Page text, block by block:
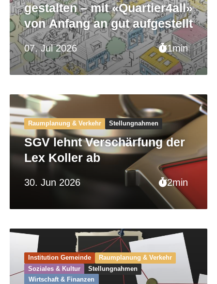
07. Jul 2026 1min
gestalten – mit «Quartier4all»
von Anfang an gut aufgestellt
30. Jun 2026 2min
Raumplanung & Verkehr Stellungnahmen
SGV lehnt Verschärfung der
Lex Koller ab
Institution Gemeinde
Raumplanung & Verkehr
Soziales & Kultur
Stellungnahmen
Wirtschaft & Finanzen